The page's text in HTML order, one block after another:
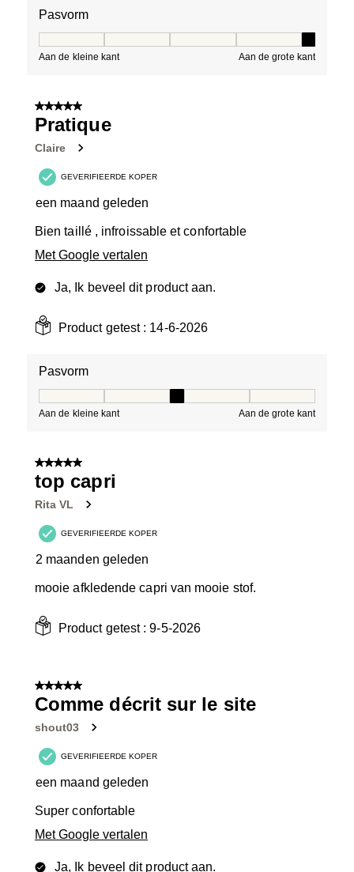
Pasvorm
Aan de kleine kant Aan de grote kant
5 van 5 sterren.
Pratique
Claire
GEVERIFIEERDE KOPER
een maand geleden
Bien taillé , infroissable et confortable
Met Google vertalen
Ja, Ik beveel dit product aan.
Product getest : 14-6-2026
Pasvorm
Aan de kleine kant Aan de grote kant
5 van 5 sterren.
top capri
Rita VL
GEVERIFIEERDE KOPER
2 maanden geleden
mooie afkledende capri van mooie stof.
Product getest :9-5-2026
5 van 5 sterren.
Comme décrit sur le site
shout03
GEVERIFIEERDE KOPER
een maand geleden
Super confortable
Met Google vertalen
Ja, Ik beveel dit product aan.